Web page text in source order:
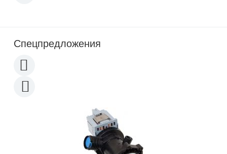
Спецпредложения